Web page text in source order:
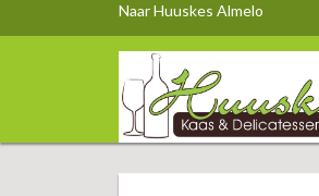
Naar Huuskes Almelo